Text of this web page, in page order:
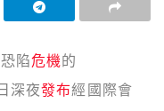
陷危機的
深夜發布經國際會